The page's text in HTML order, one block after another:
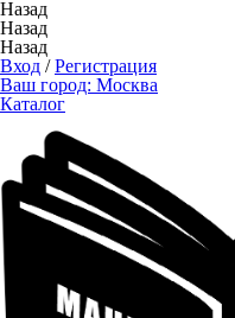
Назад
Назад
Назад
Вход /Регистрация
Ваш город: Москва
Каталог